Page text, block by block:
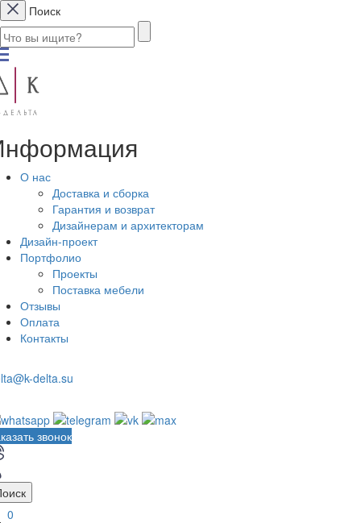
Поиск
О нас
Доставка и сборка
Гарантия и возврат
Дизайнерам и архитекторам
Дизайн-проект
Портфолио
Проекты
Поставка мебели
Отзывы
Оплата
Контакты
delta.su
звонок
0